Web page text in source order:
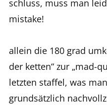
schluss, muss man
mistake!
allein die 180 grad
der ketten“ zur „mad-
letzten staffel, was
grundsätzlich